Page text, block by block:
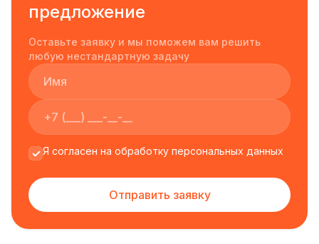
предложение
Оставьте заявку и мы поможем вам решить
любую нестандартную задачу
Я согласен на обработку персональных данных
Отправить заявку